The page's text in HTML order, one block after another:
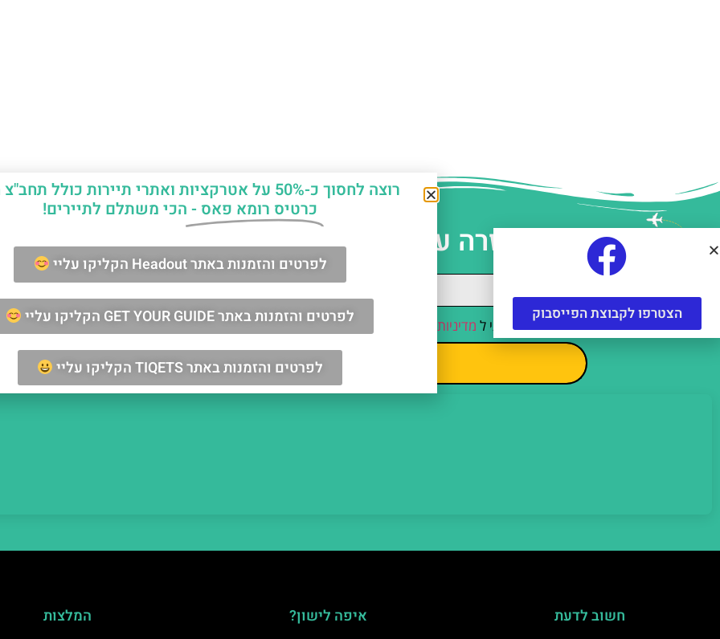
עזרה עם תכנון החופשה ברומא?
קראתי והסכמתי ל מדיניות הפרטיות מאשר/ת קבלת דיוור וחומרים פרסומיים
שליחה
חשוב לדעת
איפה לישון?
המלצות
הצטרפו לקבוצת הפייסבוק
רוצה לחסוך כ-50% על אטרקציות ואתרי תיירות כולל תחב"צ חינם?
כרטיס רומא פאס - הכי משתלם לתיירים!
לפרטים והזמנות באתר Headout הקליקו עליי
לפרטים והזמנות באתר GET YOUR GUIDE הקליקו עליי
לפרטים והזמנות באתר TIQETS הקליקו עליי